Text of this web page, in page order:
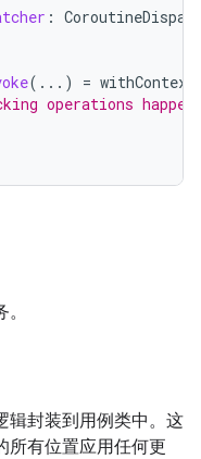
:
(...) = withContext
operations
辑封装到用例类中。这
所有位置应用任何更